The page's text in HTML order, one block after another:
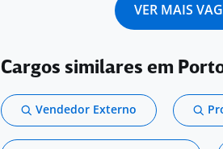
VER MAIS
Cargos similares em
Vendedor Externo